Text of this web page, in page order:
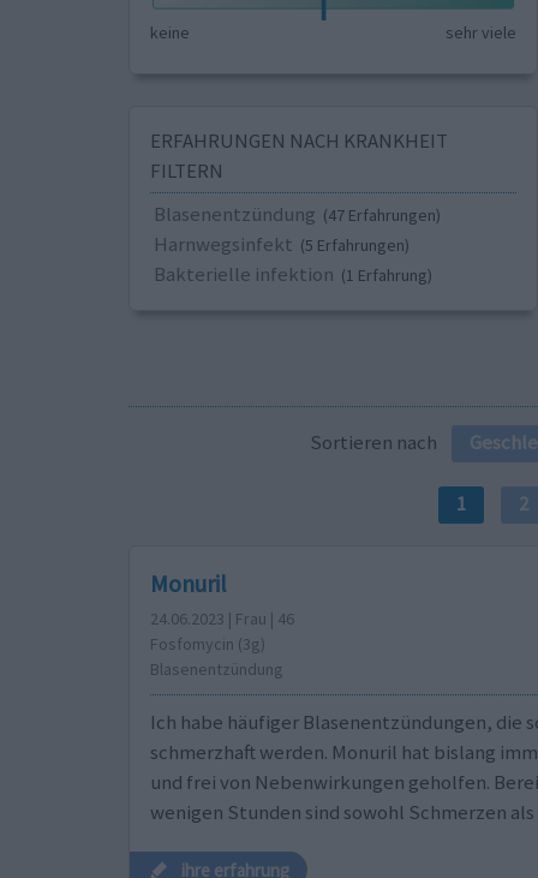
keine sehr viele
ERFAHRUNGEN NACH KRANKHEIT
FILTERN
Blasenentzündung (47 Erfahrungen)
Harnwegsinfekt (5 Erfahrungen)
Bakterielle infektion (1 Erfahrung)
Sortieren nach
1 2
Monuril
24.06.2023 | Frau | 46
Fosfomycin (3g)
Blasenentzündung
Ich habe häufiger Blasenentzündungen, die
schmerzhaft werden. Monuril hat bislang
und frei von Nebenwirkungen geholfen.
wenigen Stunden sind sowohl Schmerzen
ihre erfahrung